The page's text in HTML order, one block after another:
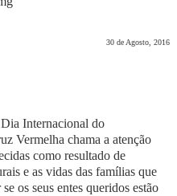
30 de Agosto, 2016
Internacional do
Vermelha chama a atenção
como resultado de
e as vidas das famílias que
os seus entes queridos estão